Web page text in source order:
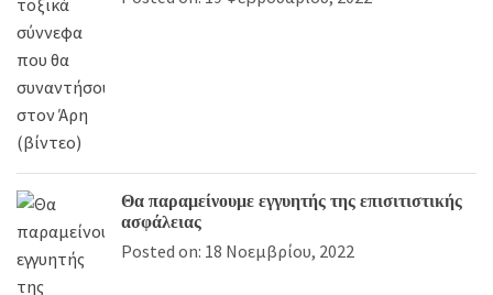
Θα παραμείνουμε εγγυητής της επισιτιστικής
ασφάλειας
Posted on: 18 Νοεμβρίου, 2022